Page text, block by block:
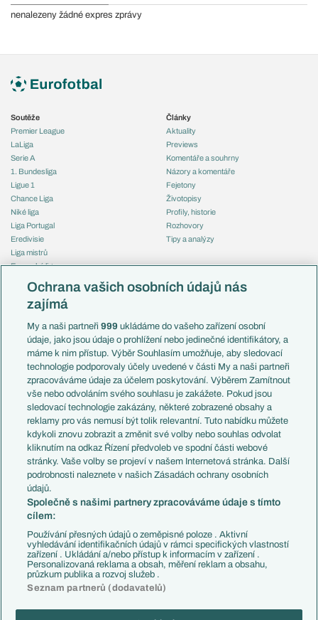
nenalezeny žádné expres zprávy
Soutěže
Premier League
LaLiga
Serie A
1. Bundesliga
Ligue 1
Chance Liga
Niké liga
Liga Portugal
Eredivisie
Liga mistrů
Evropská liga
Mistrovství světa
Liga národů
Témata
Představení týmů MS
EuroSkauting
PL v kostce
Evropské koeficienty
Přestupy
Přestupové spekulace
Zranění
Kluby
Arsenal FC
Chelsea FC
Manchester United
AC Milán
Juventus FC
Bayern Mnichov
FC Barcelona
Real Madrid
Články
Aktuality
Previews
Komentáře a souhrny
Názory a komentáře
Fejetony
Životopisy
Profily, historie
Rozhovory
Tipy a analýzy
Česko
Francie
Itálie
Německo
Španělsko
Argentina
Brazílie
Přestupy
Zápasy
Livescore
Tipovací soutěž
Ochrana vašich osobních údajů nás
zajímá
My a naši partneři999 ukládáme do vašeho zařízení osobní
údaje, jako jsou údaje o prohlížení nebo jedinečné identifikátory, a
máme k nim přístup. Výběr Souhlasím umožňuje, aby sledovací
technologie podporovaly účely uvedené v části My a naši partneři
zpracováváme údaje za účelem poskytování. Výběrem Zamítnout
vše nebo odvoláním svého souhlasu je zakážete. Pokud jsou
sledovací technologie zakázány, některé zobrazené obsahy a
reklamy pro vás nemusí být tolik relevantní. Tuto nabídku můžete
kdykoli znovu zobrazit a změnit své volby nebo souhlas odvolat
kliknutím na odkaz Řízení předvoleb ve spodní části webové
stránky. Vaše volby se projeví v našem Internetová stránka. Další
podrobnosti naleznete v našich Zásadách ochrany osobních
údajů.
Společně s našimi partnery zpracováváme údaje s tímto
cílem:
Používání přesných údajů o zeměpisné poloze . Aktivní
vyhledávání identifikačních údajů v rámci specifických vlastností
zařízení . Ukládání a/nebo přístup k informacím v zařízení .
Personalizovaná reklama a obsah, měření reklam a obsahu,
průzkum publika a rozvoj služeb .
Seznam partnerů (dodavatelů)